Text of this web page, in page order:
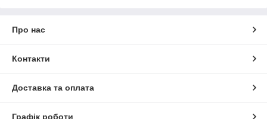
для догляду, сходи, ремкомплекти, підстилки,
термометри, поплавці-дозатори).
Переваги
Широкий ціновий діапазон дозволяє підібрати надувні вироби
клієнтам різних соціальних категорій. Їх затребуваність серед
Про нас
Контакти
Доставка та оплата
Графік роботи